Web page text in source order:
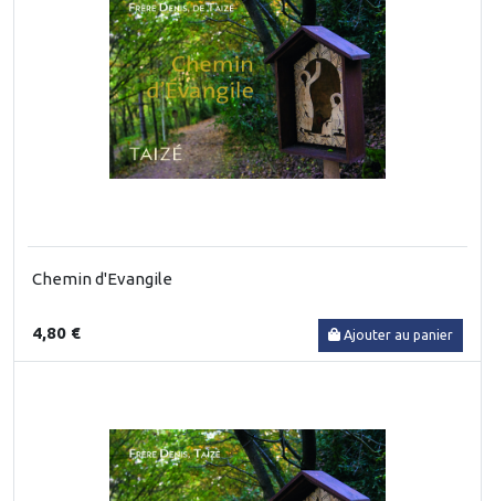
Chemin d'Evangile
4,80 € Ajouter au panier